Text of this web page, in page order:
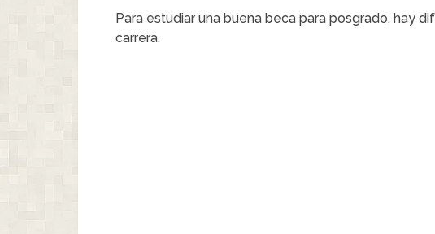
Para estudiar una buena beca para posgrado, hay
carrera.